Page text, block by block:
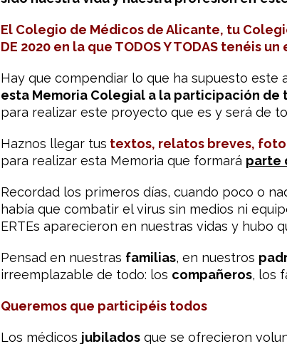
El Colegio de Médicos de Alicante, tu
DE 2020 en la que TODOS Y TODAS tenéis
Hay que compendiar lo que ha supuesto este
esta Memoria Colegial a la participación de
para realizar este proyecto que es y será de
Haznos llegar tus textos, relatos breves,
para realizar esta Memoria que formará parte
Recordad los primeros días, cuando poco o
había que combatir el virus sin medios ni
ERTEs aparecieron en nuestras vidas y hubo
Pensad en nuestras familias, en nuestros
irreemplazable de todo: los compañeros, los
Queremos que participéis todos
Los médicos jubilados que se ofrecieron